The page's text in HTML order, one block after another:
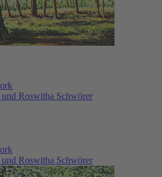
Roswitha Schwörer
Roswitha Schwörer